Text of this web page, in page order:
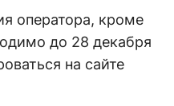
оператора, кроме
до 28 декабря
на сайте